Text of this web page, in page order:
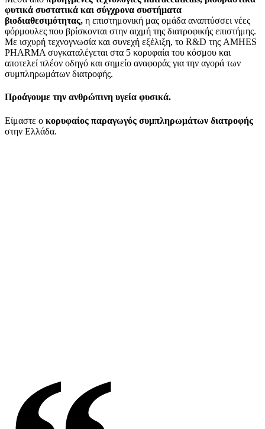
φυτικά συστατικά και σύγχρονα συστήματα
βιοδιαθεσιμότητας, η επιστημονική μας ομάδα αναπτύσσει νέες
φόρμουλες που βρίσκονται στην αιχμή της διατροφικής επιστήμης.
Με ισχυρή τεχνογνωσία και συνεχή εξέλιξη, το R&D της AMHES
PHARMA συγκαταλέγεται στα 5 κορυφαία του κόσμου και
αποτελεί πλέον οδηγό και σημείο αναφοράς για την αγορά των
συμπληρωμάτων διατροφής.
Προάγουμε την ανθρώπινη υγεία φυσικά.
Είμαστε ο κορυφαίος παραγωγός συμπληρωμάτων διατροφής
στην Ελλάδα.